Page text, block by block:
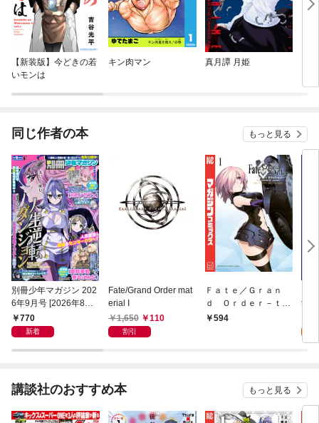
【新装版】今どきの若
いモンは
キン肉マン 真月譚 月姫
同じ作者の本 もっと見る
別冊少年マガジン 202
6年9月号 [2026年8月7
日発売]
770
新着
Fate/Grand Order mat
erial I
1,650
110
割引
Ｆａｔｅ／Ｇｒａｎ
ｄ Ｏｒｄｅｒ－ｔｕ
ｒａｓ ｒｅａｌｔａ
594
t【
講談社のおすすめ本 もっと見る